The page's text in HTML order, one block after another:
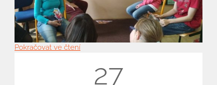
Pokračovat ve čtení
27